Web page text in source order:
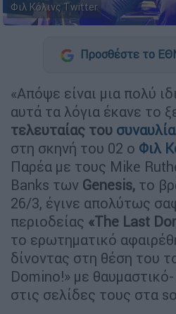
Φιλ Κόλινς Twitter
Προσθέστε το
«Απόψε είναι μια πολύ
αυτά τα λόγια έκανε το
τελευταίας του
στη σκηνή του 02 ο Φιλ
Παρέα με τους Mike
Banks των Genesis, το
26/3, έγινε απολύτως
περιοδείας «The Last
το ερωτηματικό
δίνοντας στη θέση του
Domino!» με
στις σελίδες τους στα